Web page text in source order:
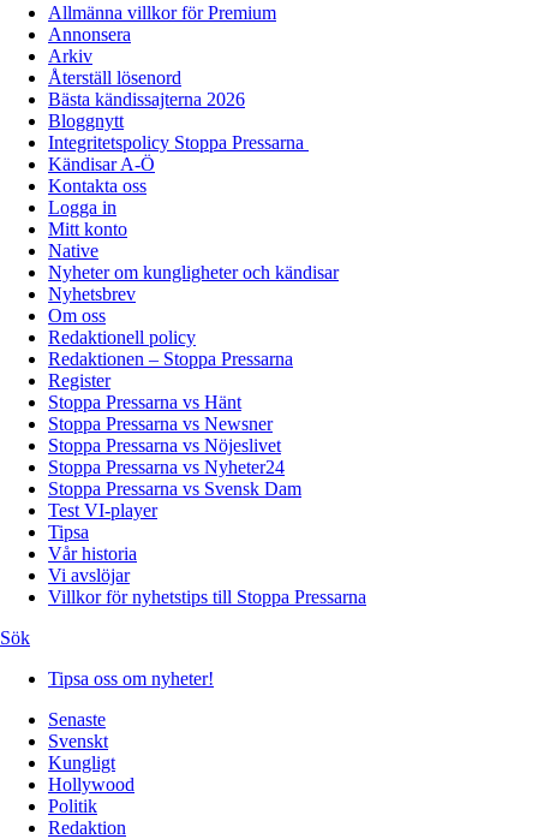
Allmänna villkor för Premium
Annonsera
Arkiv
Återställ lösenord
Bästa kändissajterna 2026
Bloggnytt
Integritetspolicy Stoppa Pressarna
Kändisar A-Ö
Kontakta oss
Logga in
Mitt konto
Native
Nyheter om kungligheter och kändisar
Nyhetsbrev
Om oss
Redaktionell policy
Redaktionen – Stoppa Pressarna
Register
Stoppa Pressarna vs Hänt
Stoppa Pressarna vs Newsner
Stoppa Pressarna vs Nöjeslivet
Stoppa Pressarna vs Nyheter24
Stoppa Pressarna vs Svensk Dam
Test VI-player
Tipsa
Vår historia
Vi avslöjar
Villkor för nyhetstips till Stoppa Pressarna
Sök
Tipsa oss om nyheter!
Senaste
Svenskt
Kungligt
Hollywood
Politik
Redaktion